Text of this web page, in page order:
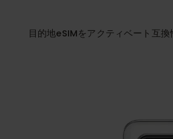
目的地eSIMをアクティベー